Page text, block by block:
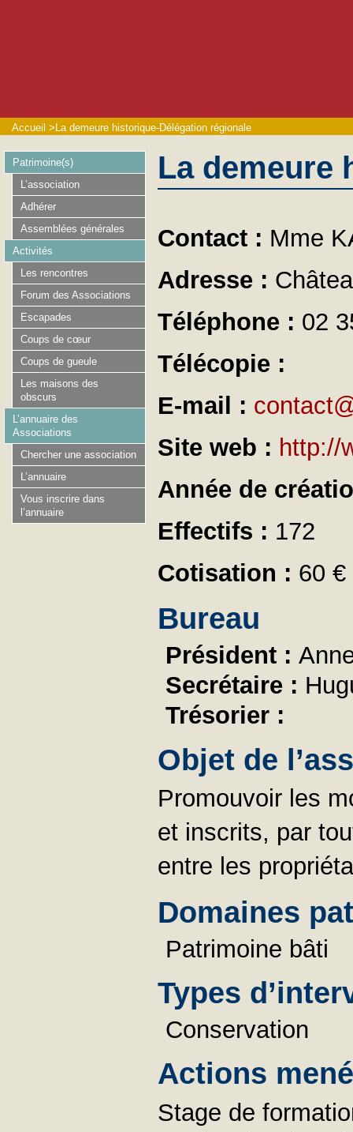
Accueil > La demeure historique-Délégation régionale
La demeure
Contact : Mme
Adresse :
Téléphone : 02
Télécopie :
E-mail :
Site web : http://
Année de
Effectifs : 172
Cotisation : 60 €
Bureau
Président :
Secrétaire :
Trésorier :
Objet de
Promouvoir les
et inscrits, par
entre les
Domaines
Patrimoine bâti
Types
Conservation
Actions
Stage de
Patrimoine(s)
L’association
Adhérer
Assemblées générales
Activités
Les rencontres
Forum des Associations
Escapades
Coups de cœur
Coups de gueule
Les maisons des
obscurs
L’annuaire des
Associations
Chercher une association
L’annuaire
Vous inscrire dans
l’annuaire